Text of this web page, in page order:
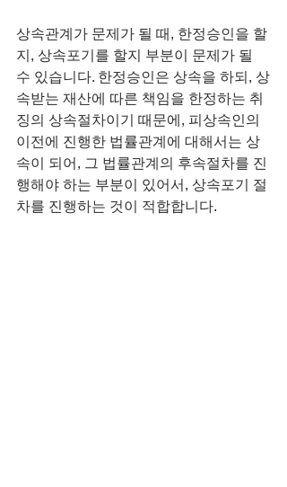
상속관계가 문제가 될 때, 한정승인을 할
지, 상속포기를 할지 부분이 문제가 될
수 있습니다. 한정승인은 상속을 하되, 상
속받는 재산에 따른 책임을 한정하는 취
징의 상속절차이기 때문에, 피상속인의
이전에 진행한 법률관계에 대해서는 상
속이 되어, 그 법률관계의 후속절차를 진
행해야 하는 부분이 있어서, 상속포기 절
차를 진행하는 것이 적합합니다.